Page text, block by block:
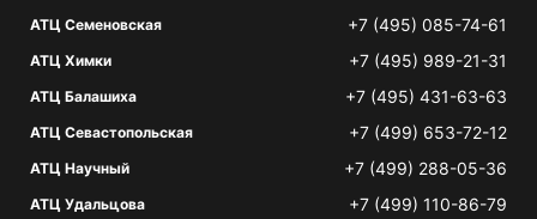
АТЦ Семеновская +7 (495) 085-74-61
АТЦ Химки +7 (495) 989-21-31
АТЦ Балашиха +7 (495) 431-63-63
АТЦ Севастопольская +7 (499) 653-72-12
АТЦ Научный +7 (499) 288-05-36
АТЦ Удальцова +7 (499) 110-86-79